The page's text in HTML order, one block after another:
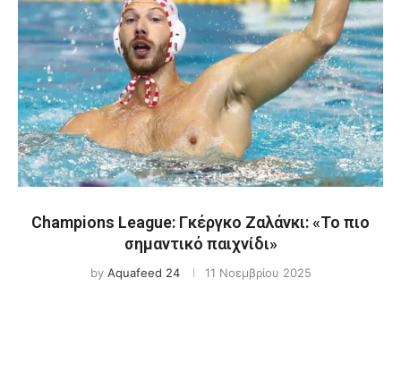
Champions League: Γκέργκο Ζαλάνκι: «Το πιο
σημαντικό παιχνίδι»
by Aquafeed 24 11 Νοεμβρίου 2025